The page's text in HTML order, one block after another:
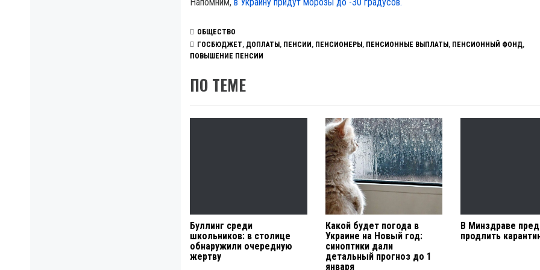
ОБЩЕСТВО
ГОСБЮДЖЕТ, ДОПЛАТЫ , ПЕНСИИ , ПЕНСИОНЕРЫ , ПЕНСИОННЫЕ ВЫПЛАТЫ , ПЕНСИОННЫЙ ФОНД,
ПОВЫШЕНИЕ ПЕНСИИ
ПО ТЕМЕ
Буллинг среди
школьников: в столице
обнаружили очередную
жертву
Какой будет погода в
Украине на Новый год:
синоптики дали
детальный прогноз до 1
января
В Минздраве
продлить